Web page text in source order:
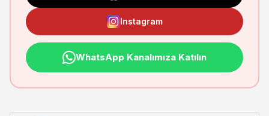
Instagram
WhatsApp Kanalımıza Katılın